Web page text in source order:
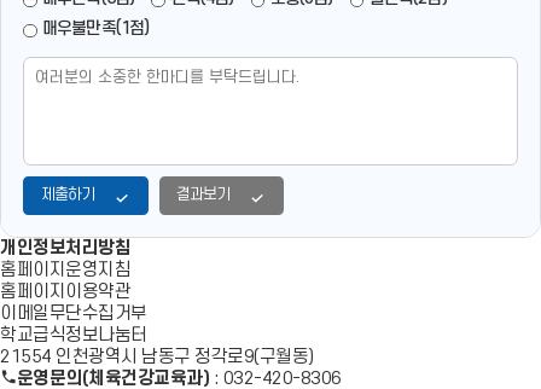
매우불만족(1점)
제출하기 결과보기
개인정보처리방침
홈페이지운영지침
홈페이지이용약관
이메일무단수집거부
학교급식정보나눔터
21554 인천광역시 남동구 정각로9(구월동)
운영문의(체육건강교육과) : 032-420-8306